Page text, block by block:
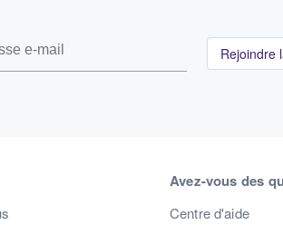
Rejoindre
Avez-vous des
Centre d'aide